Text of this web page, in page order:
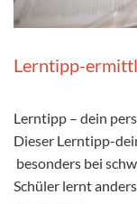
Lerntipp-
Lerntipp – dein
Dieser Lerntipp-
besonders bei
Schüler lernt